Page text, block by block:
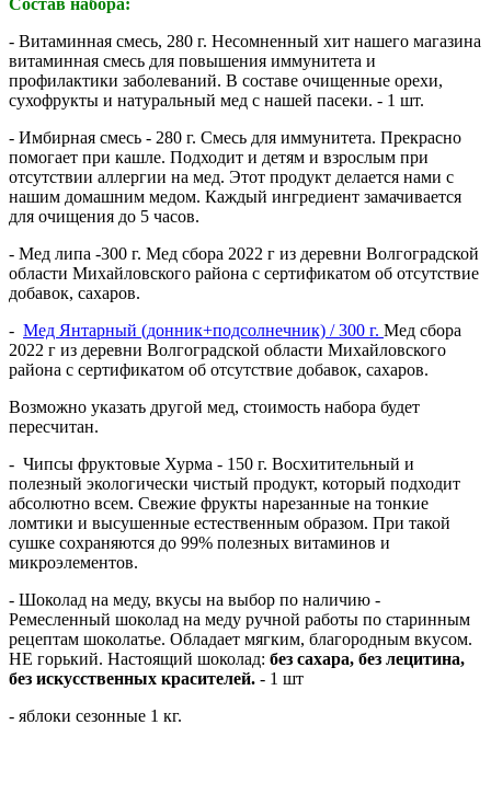
- Витаминная смесь, 280 г. Несомненный хит нашего магазина
витаминная смесь для повышения иммунитета и
профилактики заболеваний. В составе очищенные орехи,
сухофрукты и натуральный мед с нашей пасеки. - 1 шт.
- Имбирная смесь - 280 г. Смесь для иммунитета. Прекрасно
помогает при кашле. Подходит и детям и взрослым при
отсутствии аллергии на мед. Этот продукт делается нами с
нашим домашним медом. Каждый ингредиент замачивается
для очищения до 5 часов.
- Мед липа -300 г. Мед сбора 2022 г из деревни Волгоградской
области Михайловского района с сертификатом об отсутствие
добавок, сахаров.
- Мед Янтарный (донник+подсолнечник) / 300 г. Мед сбора
2022 г из деревни Волгоградской области Михайловского
района с сертификатом об отсутствие добавок, сахаров.
Возможно указать другой мед, стоимость набора будет
пересчитан.
- Чипсы фруктовые Хурма - 150 г. Восхитительный и
полезный экологически чистый продукт, который подходит
абсолютно всем. Свежие фрукты нарезанные на тонкие
ломтики и высушенные естественным образом. При такой
сушке сохраняются до 99% полезных витаминов и
микроэлементов.
- Шоколад на меду, вкусы на выбор по наличию -
Ремесленный шоколад на меду ручной работы по старинным
рецептам шоколатье. Обладает мягким, благородным вкусом.
НЕ горький. Настоящий шоколад: без сахара, без лецитина,
без искусственных красителей. - 1 шт
- яблоки сезонные 1 кг.